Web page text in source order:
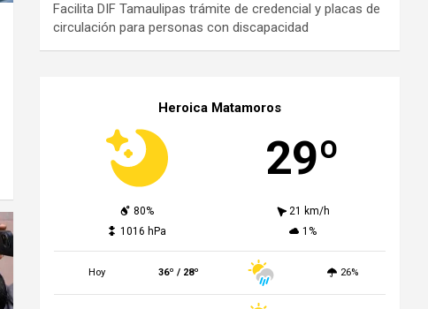
Facilita DIF Tamaulipas trámite de credencial y placas de
circulación para personas con discapacidad
Heroica Matamoros
29º
80%
21 km/h
1016 hPa
1%
Hoy 36º / 28º 26%